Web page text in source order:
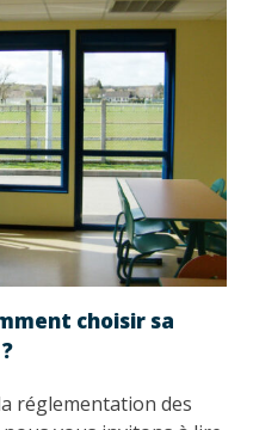
choisir sa
réglementation des